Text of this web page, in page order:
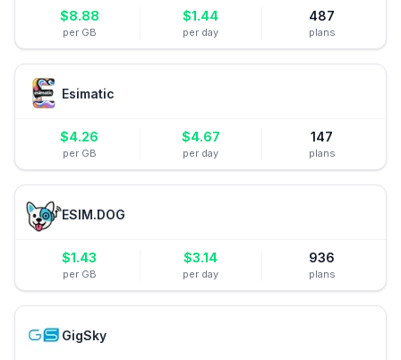
$8.88
per GB
$1.44
per day
487
plans
Esimatic
$4.26
per GB
$4.67
per day
147
plans
ESIM.DOG
$1.43
per GB
$3.14
per day
936
plans
GigSky